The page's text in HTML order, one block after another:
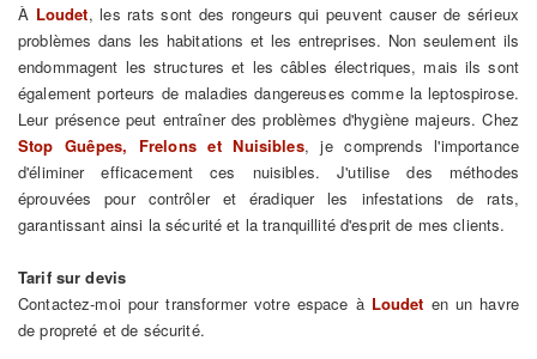
À Loudet, les rats sont des rongeurs qui peuvent causer de sérieux
problèmes dans les habitations et les entreprises. Non seulement ils
endommagent les structures et les câbles électriques, mais ils sont
également porteurs de maladies dangereuses comme la leptospirose.
Leur présence peut entraîner des problèmes d'hygiène majeurs. Chez
Stop Guêpes, Frelons et Nuisibles, je comprends l'importance
d'éliminer efficacement ces nuisibles. J'utilise des méthodes
éprouvées pour contrôler et éradiquer les infestations de rats,
garantissant ainsi la sécurité et la tranquillité d'esprit de mes clients.
Tarif sur devis
Contactez-moi pour transformer votre espace à Loudet en un havre
de propreté et de sécurité.